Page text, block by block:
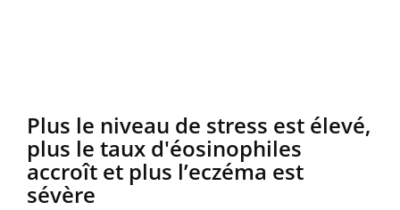
Plus le niveau de stress est élevé,
plus le taux d'éosinophiles
accroît et plus l’eczéma est
sévère